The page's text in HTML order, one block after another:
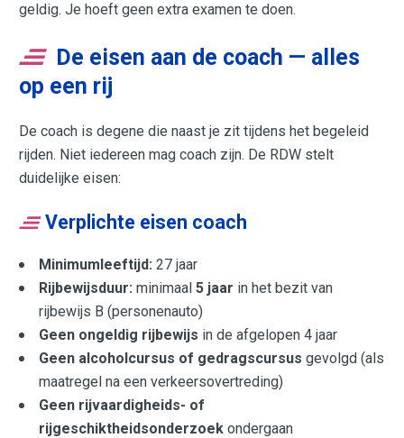
geldig. Je hoeft geen extra examen te doen.
De eisen aan de coach — alles
op een rij
De coach is degene die naast je zit tijdens het begeleid
rijden. Niet iedereen mag coach zijn. De RDW stelt
duidelijke eisen:
Verplichte eisen coach
Minimumleeftijd: 27 jaar
Rijbewijsduur: minimaal5 jaar in het bezit van
rijbewijs B (personenauto)
Geen ongeldig rijbewijs in de afgelopen 4 jaar
Geen alcoholcursus of gedragscursus gevolgd (als
maatregel na een verkeersovertreding)
Geen rijvaardigheids- of
rijgeschiktheidsonderzoek ondergaan